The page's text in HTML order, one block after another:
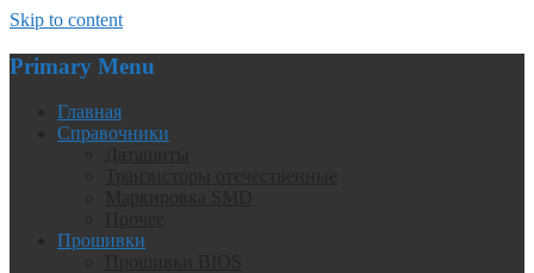
Skip to content
Primary Menu
Главная
Справочники
Прошивки